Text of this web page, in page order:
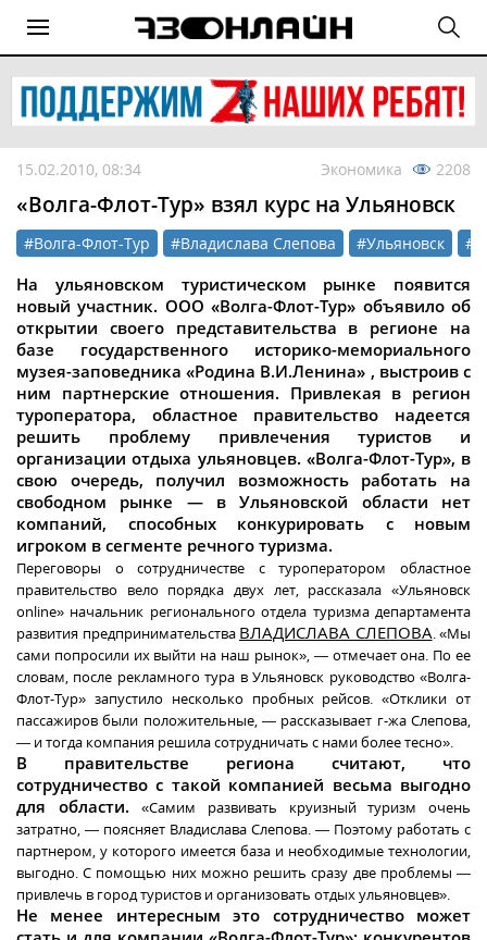
15.02.2010, 08:34 Экономика 2208
«Волга-Флот-Тур» взял курс на Ульяновск
#Волга-Флот-Тур #Владислава Слепова #Ульяновск
На ульяновском туристическом рынке появится
новый участник. ООО «Волга-Флот-Тур» объявилооб
открытии своего представительства в регионе на
базе государственного историко-мемориального
музея-заповедника«Родина В.И.Ленина» , выстроив с
ним партнерские отношения. Привлекая в регион
туроператора, областное правительство надеется
решить проблему привлечения туристов и
организации отдыха ульяновцев. «Волга-Флот-Тур», в
свою очередь, получил возможность работать на
свободном рынке — в Ульяновской области нет
компаний, способных конкурировать с новым
игроком в сегменте речного туризма.
Переговоры о сотрудничестве с туроператором областное
правительство вело порядка двух лет, рассказала «Ульяновск
online» начальник регионального отдела туризма департамента
развития предпринимательства ВЛАДИСЛАВА СЛЕПОВА. «Мы
сами попросили их выйти на наш рынок», — отмечает она. По ее
словам, после рекламного тура в Ульяновск руководство «Волга-
Флот-Тур» запустило несколько пробных рейсов. «Отклики от
пассажиров были положительные, — рассказывает г-жа Слепова,
— и тогда компания решила сотрудничать с нами более тесно».
В правительстве региона считают, что
сотрудничество с такой компанией весьма выгодно
для области.«Самим развивать круизный туризм очень
затратно, — поясняет Владислава Слепова. — Поэтому работать с
партнером, у которого имеется база и необходимые технологии,
выгодно. С помощью них можно решить сразу две проблемы —
привлечь в город туристов и организовать отдых ульяновцев».
Не менее интересным это сотрудничество может